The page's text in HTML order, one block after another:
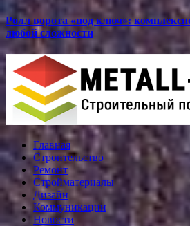
Ролл ворота «под ключ»:
любой сложности
Главная
Строительство
Ремонт
Стройматериалы
Дизайн
Коммуникации
Новости